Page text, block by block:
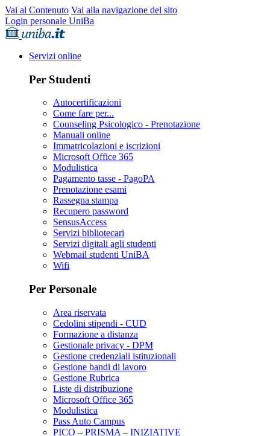
Vai al Contenuto Vai alla navigazione del sito
Login personale UniBa
Servizi online
Per Studenti
Autocertificazioni
Come fare per...
Counseling Psicologico - Prenotazione
Manuali online
Immatricolazioni e iscrizioni
Microsoft Office 365
Modulistica
Pagamento tasse - PagoPA
Prenotazione esami
Rassegna stampa
Recupero password
SensusAccess
Servizi bibliotecari
Servizi digitali agli studenti
Webmail studenti UniBA
Wifi
Per Personale
Area riservata
Cedolini stipendi - CUD
Formazione a distanza
Gestionale privacy - DPM
Gestione credenziali istituzionali
Gestione bandi di lavoro
Gestione Rubrica
Liste di distribuzione
Microsoft Office 365
Modulistica
Pass Auto Campus
PICO – PRISMA – INIZIATIVE